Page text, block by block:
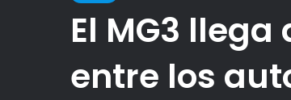
El MG3
entre los